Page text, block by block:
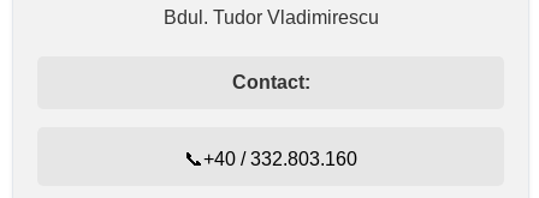
Bdul. Tudor Vladimirescu
Contact:
📞+40 / 332.803.160